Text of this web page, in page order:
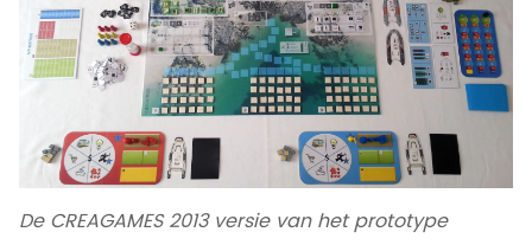
De CREAGAMES 2013 versie van het prototype